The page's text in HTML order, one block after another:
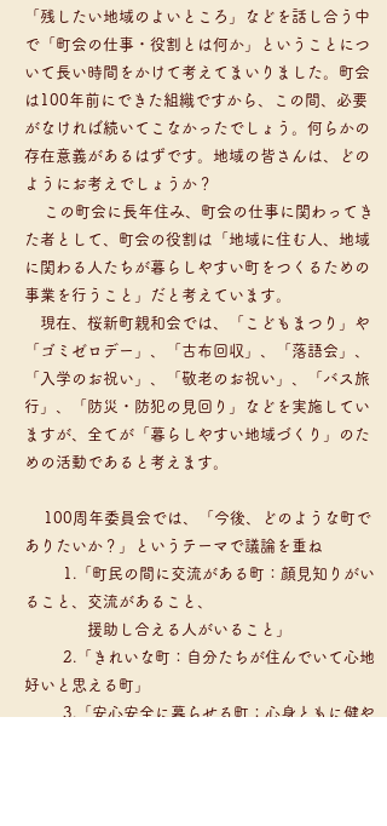
「残したい地域のよいところ」などを話し合う中
で「町会の仕事・役割とは何か」ということにつ
いて長い時間をかけて考えてまいりました。町会
は100年前にできた組織ですから、この間、必要
がなければ続いてこなかったでしょう。何らかの
存在意義があるはずです。地域の皆さんは、どの
ようにお考えでしょうか？
この町会に長年住み、町会の仕事に関わってき
た者として、町会の役割は「地域に住む人、地域
に関わる人たちが暮らしやすい町をつくるための
事業を行うこと」だと考えています。
現在、桜新町親和会では、「こどもまつり」や
「ゴミゼロデー」、「古布回収」、「落語会」、
「入学のお祝い」、「敬老のお祝い」、「バス旅
行」、「防災・防犯の見回り」などを実施してい
ますが、全てが「暮らしやすい地域づくり」のた
めの活動であると考えます。
100周年委員会では、「今後、どのような町で
ありたいか？」というテーマで議論を重ね
1.「町民の間に交流がある町：顔見知りがい
ること、交流があること、
援助し合える人がいること」
2.「きれいな町：自分たちが住んでいて心地
好いと思える町」
3.「安心安全に暮らせる町：心身ともに健や